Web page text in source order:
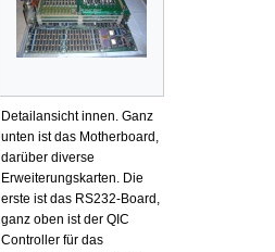
Detailansicht innen. Ganz
unten ist das Motherboard,
darüber diverse
Erweiterungskarten. Die
erste ist das RS232-Board,
ganz oben ist der QIC
Controller für das